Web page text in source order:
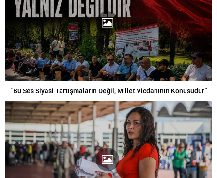
“Bu Ses Siyasi Tartışmaların Değil, Millet Vicdanının Konusudur”